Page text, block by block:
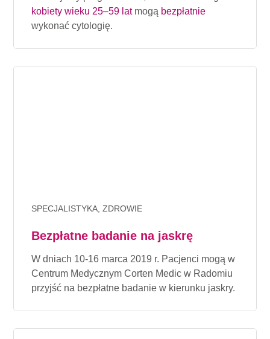
kobiety wieku 25–59 lat mogą bezpłatnie
wykonać cytologię.
SPECJALISTYKA, ZDROWIE
Bezpłatne badanie na jaskrę
W dniach 10-16 marca 2019 r. Pacjenci mogą w
Centrum Medycznym Corten Medic w Radomiu
przyjść na bezpłatne badanie w kierunku jaskry.